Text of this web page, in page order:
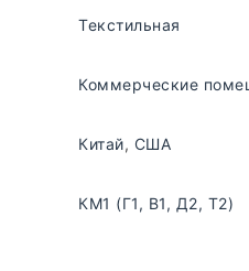
Текстильная
Коммерческие
Китай, США
КМ1 (Г1, В1, Д2, Т2)